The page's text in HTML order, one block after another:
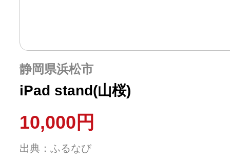
静岡県浜松市
iPad stand(山桜)
10,000円
出典：ふるなび